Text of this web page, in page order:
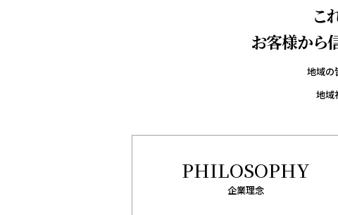
こ
お客様から
地域の
地域
PHILOSOPHY
企業理念